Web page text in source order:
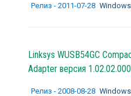
Релиз - 2011-07-28
Linksys WUSB54GC
Adapter версия
Релиз - 2008-08-28